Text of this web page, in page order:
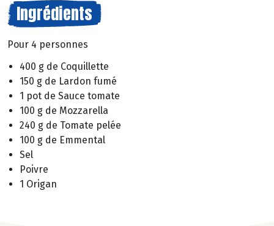
Ingrédients
Pour 4 personnes
400 g de Coquillette
150 g de Lardon fumé
1 pot de Sauce tomate
100 g de Mozzarella
240 g de Tomate pelée
100 g de Emmental
Sel
Poivre
1 Origan